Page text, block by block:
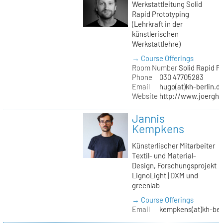
Werkstattleitung Solid
Rapid Prototyping
(Lehrkraft in der
künstlerischen
Werkstattlehre)
→ Course Offerings
Room NumberSolid Rapid
Phone
030 47705283
Email
hugo(at)kh-
Website http://
Jannis
Kempkens
Künsterlischer Mitarbeiter
Textil- und Material-
Design, Forschungsprojekt
LignoLight | DXM und
greenlab
→ Course Offerings
Email
kempkens(at)kh-